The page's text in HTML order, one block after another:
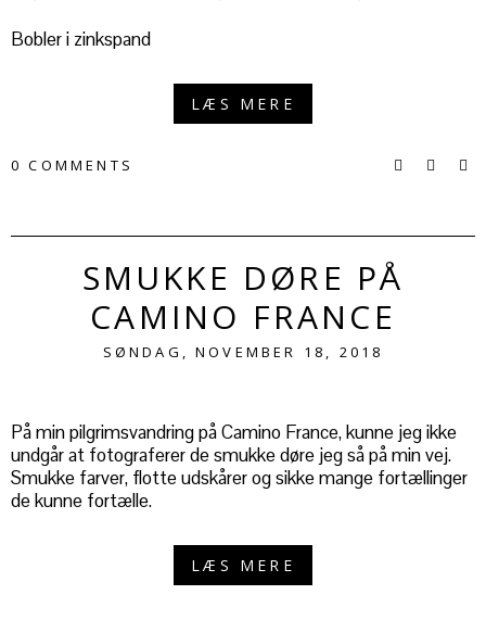
Bobler i zinkspand
LÆS MERE
0 COMMENTS
SMUKKE DØRE PÅ
CAMINO FRANCE
SØNDAG, NOVEMBER 18, 2018
På min pilgrimsvandring på Camino France, kunne jeg ikke
undgår at fotograferer de smukke døre jeg så på min vej.
Smukke farver, flotte udskårer og sikke mange fortællinger
de kunne fortælle.
LÆS MERE